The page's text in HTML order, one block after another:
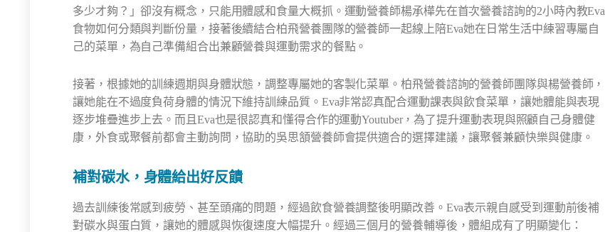
多少才夠？」卻沒有概念，只能用體感和食量大概抓。運動營養師楊承樺先在首次營養諮詢的2小時內教Eva
食物如何分類與判斷份量，接著後續結合柏飛營養團隊的營養師一起線上陪Eva她在日常生活中練習專屬自
己的菜單，為自己準備組合出兼顧營養與運動需求的餐點。
接著，根據她的訓練週期與身體狀態，調整專屬她的客製化菜單。柏飛營養諮詢的營養師團隊與楊營養師，
讓她能在不過度負荷身體的情況下維持訓練品質。Eva非常認真配合運動課表與飲食菜單，讓她體能與表現
逐步堆疊進步上去。而且Eva也是很認真和懂得合作的運動Youtuber，為了提升運動表現與照顧自己身體健
康，外食或聚餐前都會主動詢問，協助的吳思頷營養師會提供適合的選擇建議，讓聚餐兼顧快樂與健康。
補對碳水，身體給出好反饋
過去訓練後常感到疲勞、甚至頭痛的問題，經過飲食營養調整後明顯改善。Eva表示親自感受到運動前後補
對碳水與蛋白質，讓她的體感與恢復速度大幅提升。經過三個月的營養輔導後，體組成有了明顯變化：